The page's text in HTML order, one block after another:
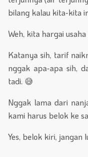
bilang kalau kita-kita
Weh, kita hargai
Katanya sih, tarif
nggak apa-apa sih,
tadi. 😅
Nggak lama dari
kami harus belok ke
Yes, belok kiri, jangan